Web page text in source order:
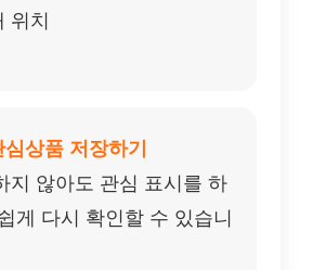
위치
상품 저장하기
지 않아도 관심 표시를 하
게 다시 확인할 수 있습니